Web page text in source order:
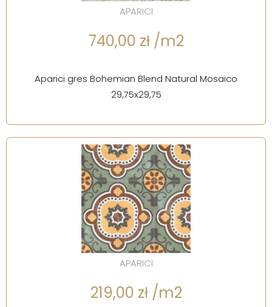
APARICI
740,00 zł /m2
Aparici gres Bohemian Blend Natural Mosaico
29,75x29,75
APARICI
219,00 zł /m2